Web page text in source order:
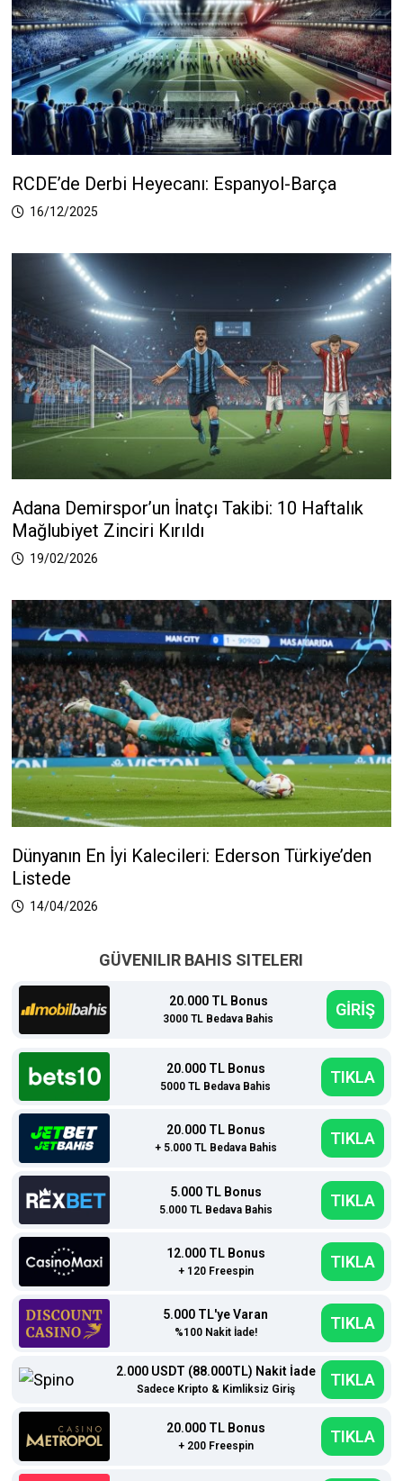
RCDE’de Derbi Heyecanı: Espanyol-Barça
16/12/2025
Adana Demirspor’un İnatçı Takibi: 10 Haftalık
Mağlubiyet Zinciri Kırıldı
19/02/2026
Dünyanın En İyi Kalecileri: Ederson Türkiye’den
Listede
14/04/2026
GÜVENILIR BAHIS SITELERI
20.000 TL Bonus
3000 TL Bedava Bahis GİRİŞ
20.000 TL Bonus
5000 TL Bedava Bahis TIKLA
20.000 TL Bonus
+ 5.000 TL Bedava Bahis TIKLA
5.000 TL Bonus
5.000 TL Bedava Bahis TIKLA
12.000 TL Bonus
+ 120 Freespin TIKLA
5.000 TL'ye Varan
%100 Nakit İade! TIKLA
2.000 USDT (88.000TL) Nakit İade
Sadece Kripto & Kimliksiz Giriş TIKLA
20.000 TL Bonus
+ 200 Freespin TIKLA